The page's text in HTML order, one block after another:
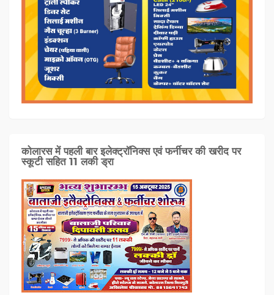
कोलारस में पहली बार इलेक्ट्रॉनिक्स एवं फर्नीचर की खरीद पर
स्कूटी सहित 11 लकी ड्रा